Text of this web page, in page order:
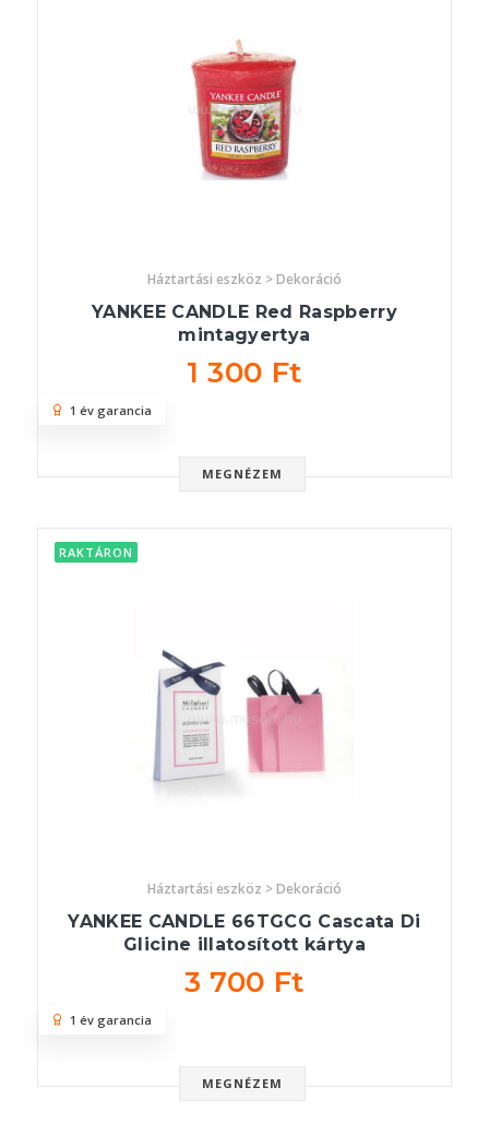
Háztartási eszköz > Dekoráció
YANKEE CANDLE Red Raspberry
mintagyertya
1 300 Ft
MEGNÉZEM
1 év garancia
RAKTÁRON
Háztartási eszköz > Dekoráció
YANKEE CANDLE 66TGCG Cascata Di
Glicine illatosított kártya
3 700 Ft
MEGNÉZEM
1 év garancia